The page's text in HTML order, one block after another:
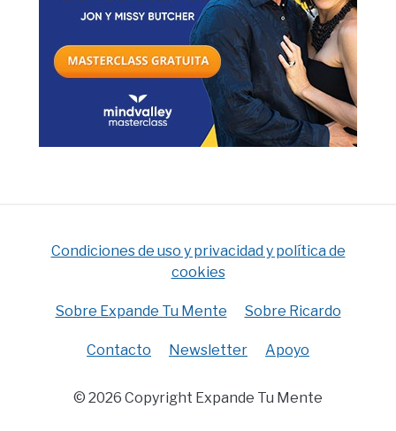
Condiciones de uso y privacidad y política de
cookies
Sobre Expande Tu Mente Sobre Ricardo
Contacto Newsletter Apoyo
© 2026 Copyright Expande Tu Mente